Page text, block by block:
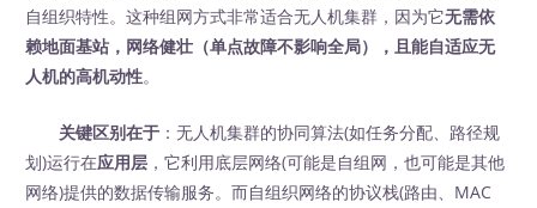
自组织特性。这种组网方式非常适合无人机集群，因为它无需依
赖地面基站，网络健壮（单点故障不影响全局），且能自适应无
人机的高机动性。
关键区别在于 ：无人机集群的协同算法(如任务分配、路径规
划)运行在应用层 ，它利用底层网络(可能是自组网，也可能是其他
网络)提供的数据传输服务。而自组织网络的协议栈(路由、MAC